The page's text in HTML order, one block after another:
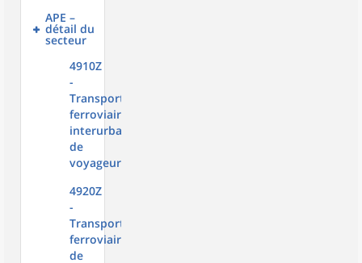
APE –
détail du
secteur
4910Z
-
Transport
ferroviaire
interurbain
de
voyageurs
4920Z
-
Transports
ferroviaires
de